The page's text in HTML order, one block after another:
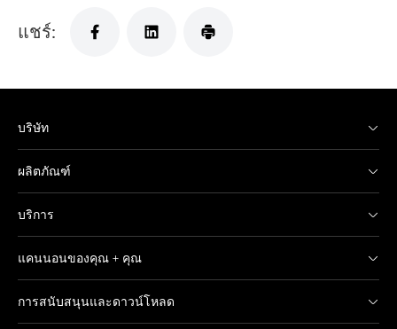
แชร์:
บริษัท
ผลิตภัณฑ์
บริการ
แคนนอนของคุณ + คุณ
การสนับสนุนและดาวน์โหลด